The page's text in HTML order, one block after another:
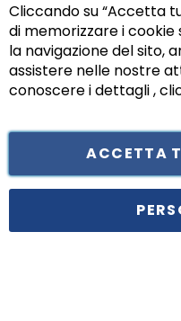
Principe di Piemonte 199, cap.
Cliccando su “Accetta
di memorizzare i
la navigazione del sito,
assistere nelle nostre
conoscere i dettagli ,
ACCETTA